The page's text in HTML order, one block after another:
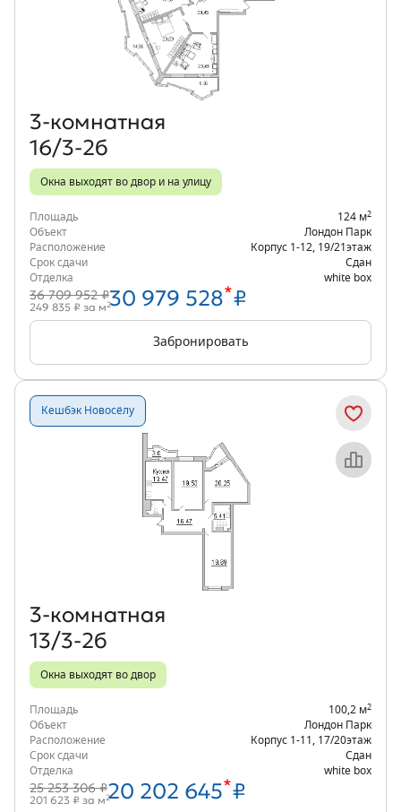
3‑комнатная
16/3-2б
Окна выходят во двор и на улицу
Площадь 124 м2
Объект
Лондон Парк
Расположение
Корпус 1-12 19/21 этаж
Срок сдачи
Сдан
Отделка
white box
36 709 952 ₽30 979 528*₽
249 835 ₽ за м2
Забронировать
Кешбэк Новосёлу
Объект месяца
3‑комнатная
13/3-2б
Окна выходят во двор
Площадь 100,2 м2
Объект
Лондон Парк
Расположение
Корпус 1-11 17/20этаж
Срок сдачи
Сдан
Отделка
white box
25 253 306 ₽20 202 645*₽
201 623 ₽ за м2